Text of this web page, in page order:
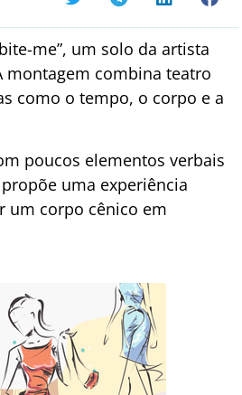
me”, um solo da artista
montagem combina teatro
como o tempo, o corpo e a
poucos elementos verbais
uma experiência
um corpo cênico em